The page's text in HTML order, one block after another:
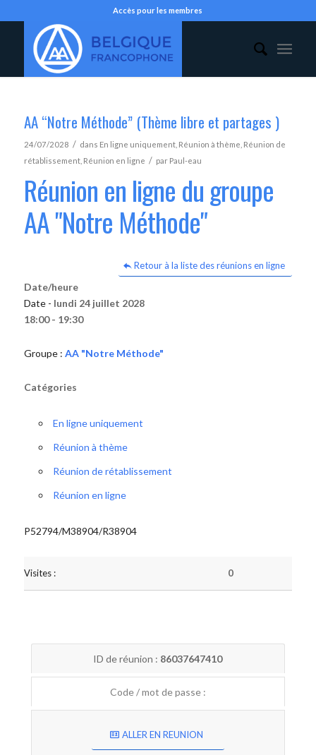
Accès pour les membres
AA “Notre Méthode” (Thème libre et partages )
24/07/2028 / dans En ligne uniquement, Réunion à thème Réunion de
rétablissement, Réunion en ligne / par Paul-eau
Réunion en ligne du groupe
AA "Notre Méthode"
Retour à la liste des réunions en ligne
Date/heure
Date - lundi 24 juillet 2028
18:00 - 19:30
Groupe : AA "Notre Méthode"
Catégories
En ligne uniquement
Réunion à thème
Réunion de rétablissement
Réunion en ligne
P52794/M38904/R38904
Visites : 0
ID de réunion : 86037647410
Code / mot de passe :
ALLER EN REUNION